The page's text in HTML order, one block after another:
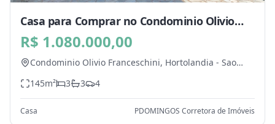
Casa para Comprar no Condominio Olivio
Franceschini, Hortolandia - SP
R$ 1.080.000,00
Condominio Olivio Franceschini, Hortolandia - Sao
145m² 3 3 4
Casa PDOMINGOS Corretora de Imóveis